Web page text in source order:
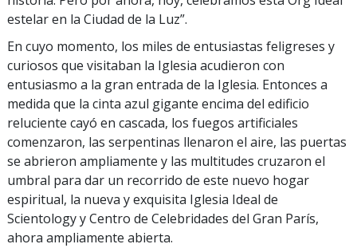
estelar en la Ciudad de la Luz”.
En cuyo momento, los miles de entusiastas feligreses y
curiosos que visitaban la Iglesia acudieron con
entusiasmo a la gran entrada de la Iglesia. Entonces a
medida que la cinta azul gigante encima del edificio
reluciente cayó en cascada, los fuegos artificiales
comenzaron, las serpentinas llenaron el aire, las puertas
se abrieron ampliamente y las multitudes cruzaron el
umbral para dar un recorrido de este nuevo hogar
espiritual, la nueva y exquisita Iglesia Ideal de
Scientology y Centro de Celebridades del Gran París,
ahora ampliamente abierta.